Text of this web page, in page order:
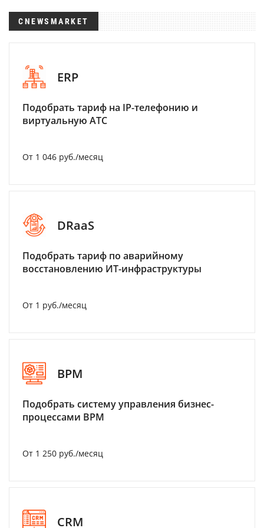
CNEWSMARKET
ERP
Подобрать тариф на IP-телефонию и
виртуальную АТС
От 1 046 руб./месяц
DRaaS
Подобрать тариф по аварийному
восстановлению ИТ-инфраструктуры
От 1 руб./месяц
BPM
Подобрать систему управления бизнес-
процессами BPM
От 1 250 руб./месяц
CRM